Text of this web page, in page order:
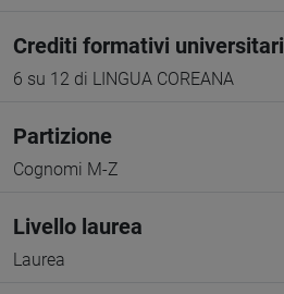
Crediti formativi universitari
6 su 12 di LINGUA COREANA
Partizione
Cognomi M-Z
Livello laurea
Laurea